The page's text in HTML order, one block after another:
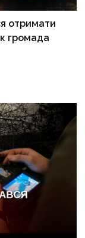
отримати
громада